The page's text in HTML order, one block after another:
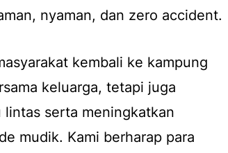
nyaman, dan zero accident.
kembali ke kampung
keluarga, tetapi juga
serta meningkatkan
mudik. Kami berharap para